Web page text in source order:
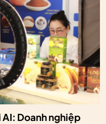
Doanh nghiệp